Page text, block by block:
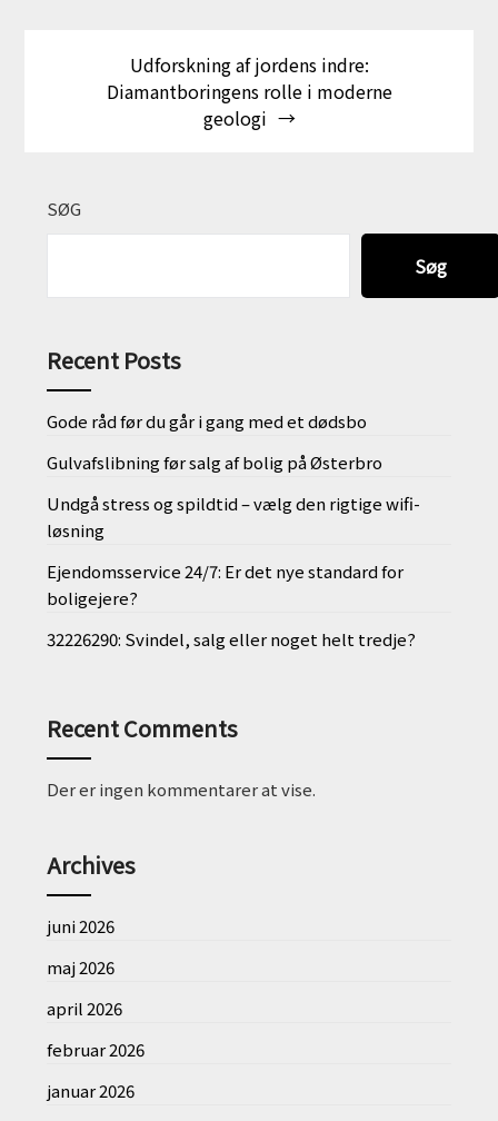
Udforskning af jordens indre:
Diamantboringens rolle i moderne
geologi
SØG
Søg
Recent Posts
Gode råd før du går i gang med et dødsbo
Gulvafslibning før salg af bolig på Østerbro
Undgå stress og spildtid – vælg den rigtige wifi-
løsning
Ejendomsservice 24/7: Er det nye standard for
boligejere?
32226290: Svindel, salg eller noget helt tredje?
Recent Comments
Der er ingen kommentarer at vise.
Archives
juni 2026
maj 2026
april 2026
februar 2026
januar 2026